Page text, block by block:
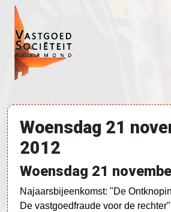
Ga naar de inhoud
Hoofdnavigatie
Woensdag 21
2012
Woensdag 21
Najaarsbijeenkomst: "De
De vastgoedfraude voor de